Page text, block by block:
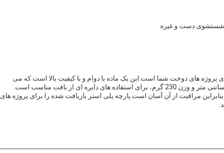
شستشوی دست و غیره
پروژه های دوخت شما است.این یک ماده با دوام و با کیفیت بالا است که می
تواند برای اهداف مختلف استفاده شودبا عرض 152 سانتی متر و وزن 230 گرم، برای استفاده های دایره ای از بافت مناسب است.
مراقبت از آن آسان است.پارچه پلی استر بازیافت شده را برای پروژه های